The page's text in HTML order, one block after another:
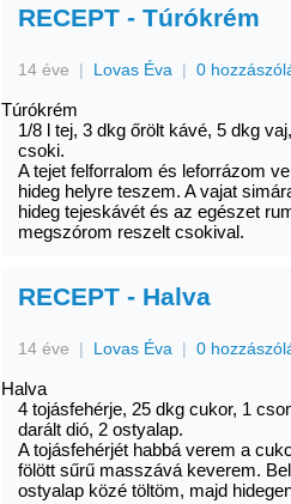
RECEPT - Túrókrém
14 éve | Lovas Éva | 0
Túrókrém
1/8 l tej, 3 dkg őrölt kávé, 5 dkg
csoki.
A tejet felforralom és leforrázom
hideg helyre teszem. A vajat
hideg tejeskávét és az egészet
megszórom reszelt csokival.
RECEPT - Halva
14 éve | Lovas Éva | 0
Halva
4 tojásfehérje, 25 dkg cukor, 1
darált dió, 2 ostyalap.
A tojásfehérjét habbá verem a
fölött sűrű masszává keverem.
ostyalap közé töltöm, majd